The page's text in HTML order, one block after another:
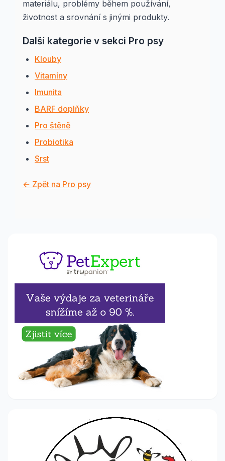
materiálu, problémy během používání,
životnost a srovnání s jinými produkty.
Další kategorie v sekci Pro psy
Klouby
Vitamíny
Imunita
BARF doplňky
Pro štěně
Probiotika
Srst
← Zpět na Pro psy